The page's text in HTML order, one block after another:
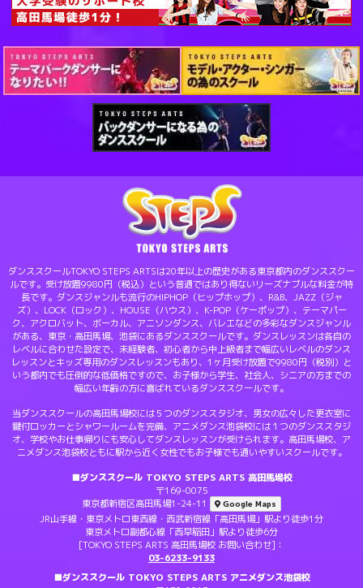
ダンススクールTOKYO STEPS ARTSは20年以上の歴史がある東京都内のダンススクー
ルです。受け放題9980円（税込）という普通ではあり得ないリーズナブルな料金が特
長です。ダンスジャンルも流行のHIPHOP（ヒップホップ）、R&B、JAZZ（ジャ
ズ）、LOCK（ロック）、HOUSE（ハウス）、K-POP（ケーポップ）、テーマパー
ク、アクロバット、ボーカル、アニソンダンス、バレエなどの多彩なダンスジャンル
がある、東京・高田馬場、池袋にあるダンススクールです。ダンスレッスンは各自の
レベルに合わせた設定で、未経験者、初心者から中上級者まで幅広いレベルのダンス
レッスンとキッズ専用のダンスレッスンもあり、1ヶ月受け放題で9980円（税別）と
いう都内でも圧倒的な低価格ですので、お子様から学生、社会人、シニアの方までの
幅広い年齢の方に喜ばれているダンススクールです。
当ダンススクールの高田馬場校には５つのダンススタジオ、男女の広々した更衣室に
鍵付ロッカーとシャワールームを完備、アニメダンス池袋校には１つのダンススタジ
オ、学校やお仕事帰りにも安心してダンスレッスンが受けられます。高田馬場校、ア
ニメダンス池袋校ともに駅から近く女性でもお子様でも通いやすいスクールです。
■ダンススクール TOKYO STEPS ARTS 高田馬場校
〒169-0075
東京都新宿区高田馬場1-24-11
Google Maps
JR山手線・東京メトロ東西線・西武新宿線「高田馬場」駅より徒歩1分
東京メトロ副都心線「西早稲田」駅より徒歩6分
[TOKYO STEPS ARTS 高田馬場校 お問い合わせ]：
03-6233-9133
■ダンススクール TOKYO STEPS ARTS アニメダンス池袋校